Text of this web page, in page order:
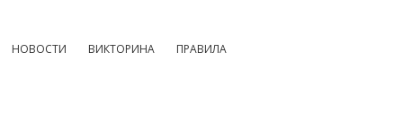
НОВОСТИ ВИКТОРИНА ПРАВИЛА